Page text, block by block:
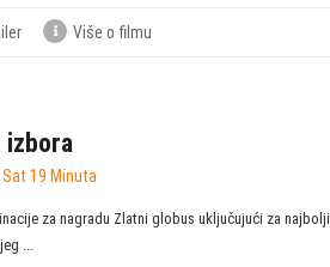
Više o filmu
izbora
19 Minuta
za nagradu Zlatni globus uključujući za
...